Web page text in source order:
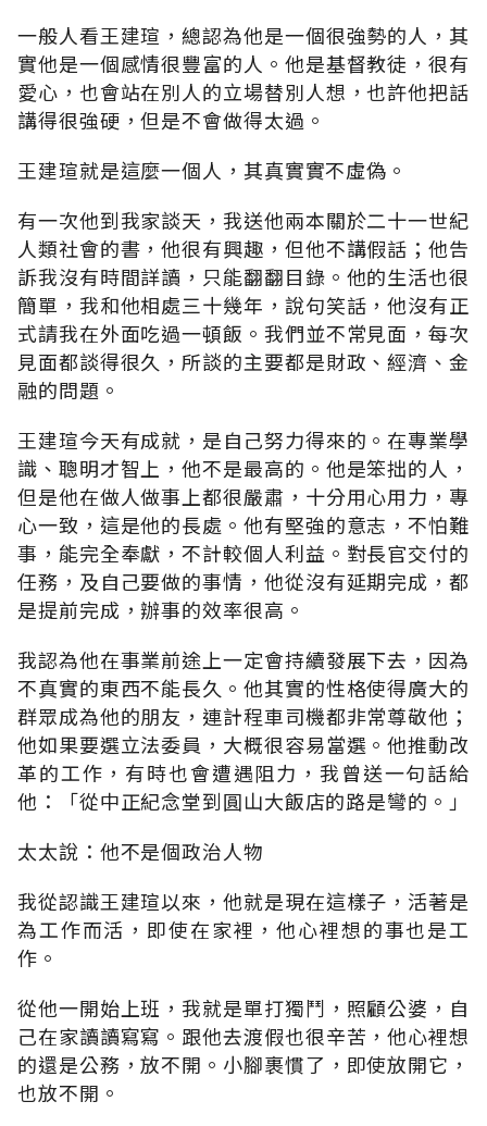
一般人看王建瑄，總認為他是一個很強勢的人，其
實他是一個感情很豐富的人。他是基督教徒，很有
愛心，也會站在別人的立場替別人想，也許他把話
講得很強硬，但是不會做得太過。
王建瑄就是這麼一個人，其真實實不虛偽。
有一次他到我家談天，我送他兩本關於二十一世紀
人類社會的書，他很有興趣，但他不講假話；他告
訴我沒有時間詳讀，只能翻翻目錄。他的生活也很
簡單，我和他相處三十幾年，說句笑話，他沒有正
式請我在外面吃過一頓飯。我們並不常見面，每次
見面都談得很久，所談的主要都是財政、經濟、金
融的問題。
王建瑄今天有成就，是自己努力得來的。在專業學
識、聰明才智上，他不是最高的。他是笨拙的人，
但是他在做人做事上都很嚴肅，十分用心用力，專
心一致，這是他的長處。他有堅強的意志，不怕難
事，能完全奉獻，不計較個人利益。對長官交付的
任務，及自己要做的事情，他從沒有延期完成，都
是提前完成，辦事的效率很高。
我認為他在事業前途上一定會持續發展下去，因為
不真實的東西不能長久。他其實的性格使得廣大的
群眾成為他的朋友，連計程車司機都非常尊敬他；
他如果要選立法委員，大概很容易當選。他推動改
革的工作，有時也會遭遇阻力，我曾送一句話給
他：「從中正紀念堂到圓山大飯店的路是彎的。」
太太說：他不是個政治人物
我從認識王建瑄以來，他就是現在這樣子，活著是
為工作而活，即使在家裡，他心裡想的事也是工
作。
從他一開始上班，我就是單打獨鬥，照顧公婆，自
己在家讀讀寫寫。跟他去渡假也很辛苦，他心裡想
的還是公務，放不開。小腳裹慣了，即使放開它，
也放不開。